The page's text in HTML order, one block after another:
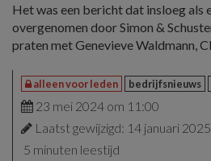
Het was een bericht dat insloeg als
overgenomen door Simon &
praten met Genevieve Waldmann,
alleen voor leden bedrijfsnieuws
23 mei 2024 om 11:00
Laatst gewijzigd: 14 januari
5 minuten leestijd